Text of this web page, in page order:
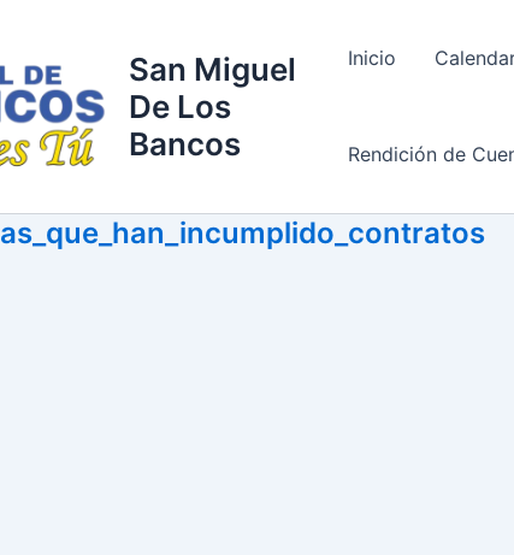
San Miguel
De Los
Bancos
Inicio
Rendición de